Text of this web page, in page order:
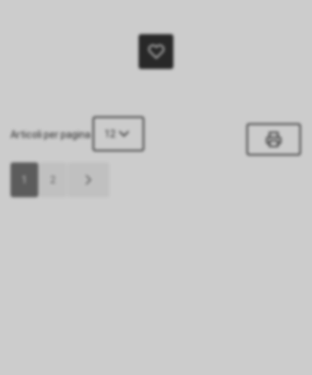
Articoli per pagina